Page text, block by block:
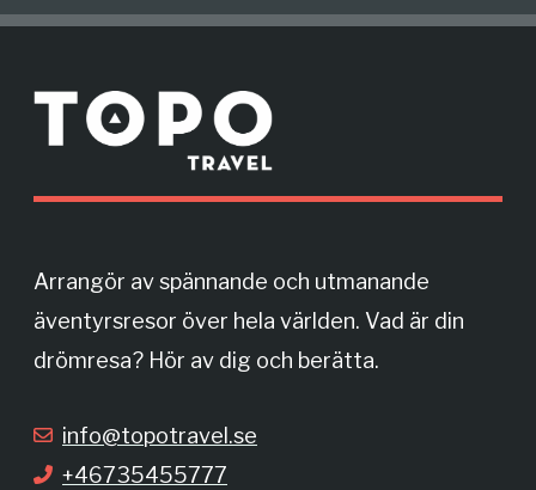
b
o
o
a
M
Arrangör av spännande och utmanande
äventyrsresor över hela världen. Vad är din
drömresa? Hör av dig och berätta.
info@topotravel.se
+46735455777